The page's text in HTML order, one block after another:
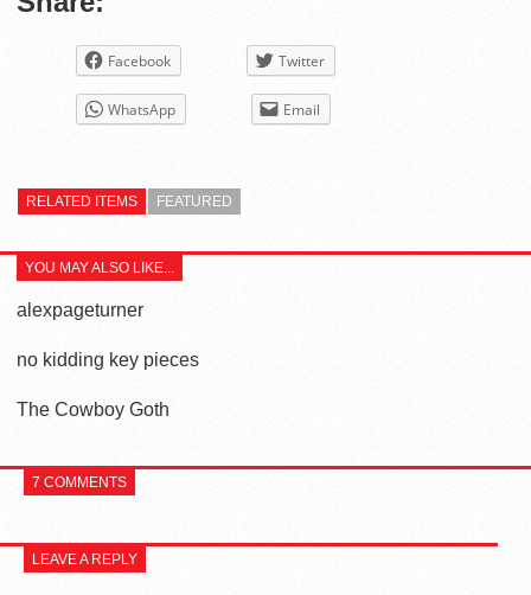
Facebook Twitter
WhatsApp Email
RELATED ITEMS FEATURED
YOU MAY ALSO LIKE...
alexpageturner
no kidding key pieces
The Cowboy Goth
7 COMMENTS
LEAVE A REPLY